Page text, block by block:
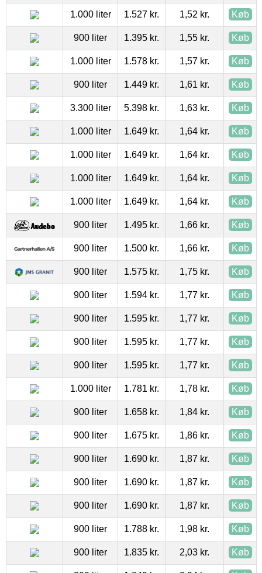
1.000 liter 1.527 kr. 1,52 kr. Køb
900 liter 1.395 kr. 1,55 kr. Køb
1.000 liter 1.578 kr. 1,57 kr. Køb
900 liter 1.449 kr. 1,61 kr. Køb
3.300 liter 5.398 kr. 1,63 kr. Køb
1.000 liter 1.649 kr. 1,64 kr. Køb
1.000 liter 1.649 kr. 1,64 kr. Køb
1.000 liter 1.649 kr. 1,64 kr. Køb
1.000 liter 1.649 kr. 1,64 kr. Køb
900 liter 1.495 kr. 1,66 kr. Køb
900 liter 1.500 kr. 1,66 kr. Køb
900 liter 1.575 kr. 1,75 kr. Køb
900 liter 1.594 kr. 1,77 kr. Køb
900 liter 1.595 kr. 1,77 kr. Køb
900 liter 1.595 kr. 1,77 kr. Køb
900 liter 1.595 kr. 1,77 kr. Køb
1.000 liter 1.781 kr. 1,78 kr. Køb
900 liter 1.658 kr. 1,84 kr. Køb
900 liter 1.675 kr. 1,86 kr. Køb
900 liter 1.690 kr. 1,87 kr. Køb
900 liter 1.690 kr. 1,87 kr. Køb
900 liter 1.690 kr. 1,87 kr. Køb
900 liter 1.788 kr. 1,98 kr. Køb
900 liter 1.835 kr. 2,03 kr. Køb